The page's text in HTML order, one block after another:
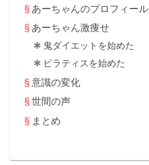
あーちゃんのプロフィール
あーちゃん激痩せ
鬼ダイエットを始めた
ピラティスを始めた
意識の変化
世間の声
まとめ